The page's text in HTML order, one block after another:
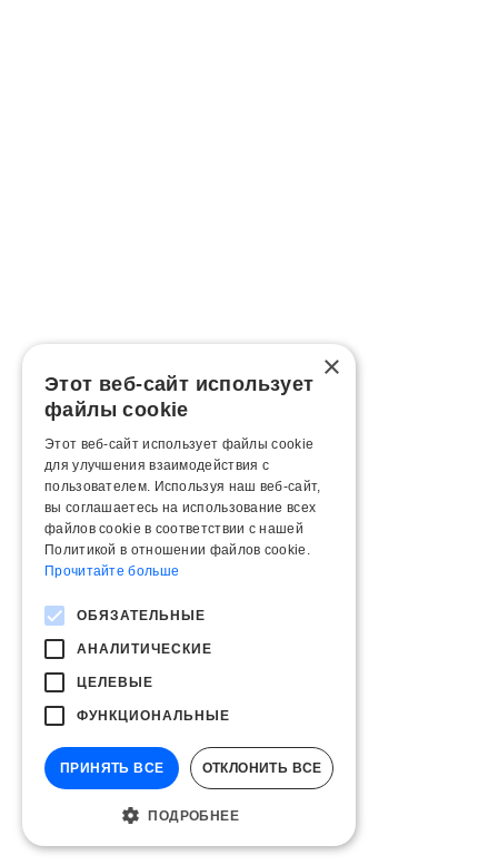
×
Этот веб-сайт использует
файлы cookie
Этот веб-сайт использует файлы cookie
для улучшения взаимодействия с
пользователем. Используя наш веб-сайт,
вы соглашаетесь на использование всех
файлов cookie в соответствии с нашей
Политикой в ​​отношении файлов cookie.
Прочитайте больше
ОБЯЗАТЕЛЬНЫЕ
АНАЛИТИЧЕСКИЕ
ЦЕЛЕВЫЕ
ФУНКЦИОНАЛЬНЫЕ
ПРИНЯТЬ ВСЕ ОТКЛОНИТЬ ВСЕ
ПОДРОБНЕЕ